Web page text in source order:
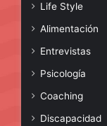
Life Style
Alimentación
Entrevistas
Psicología
Coaching
Discapacidad